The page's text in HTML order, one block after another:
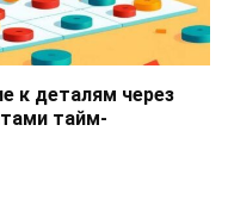
к деталям через
тайм-